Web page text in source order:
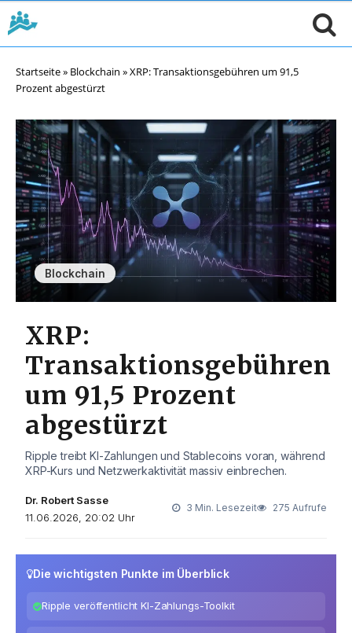
Startseite» Blockchain »XRP: Transaktionsgebühren um 91,5
Prozent abgestürzt
Blockchain
XRP:
Transaktionsgebühren
um 91,5 Prozent
abgestürzt
Ripple treibt KI-Zahlungen und Stablecoins voran, während
XRP-Kurs und Netzwerkaktivität massiv einbrechen.
Dr. Robert Sasse
11.06.2026, 20:02 Uhr
3 Min. Lesezeit 275 Aufrufe
Die wichtigsten Punkte im Überblick
Ripple veröffentlicht KI-Zahlungs-Toolkit